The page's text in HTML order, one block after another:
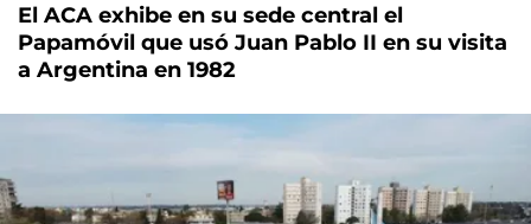
El ACA exhibe en su sede central el
Papamóvil que usó Juan Pablo II en su visita
a Argentina en 1982